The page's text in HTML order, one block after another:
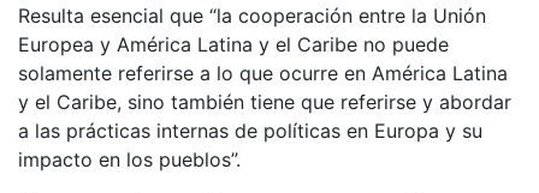
Resulta esencial que “la cooperación entre la Unión
Europea y América Latina y el Caribe no puede
solamente referirse a lo que ocurre en América Latina
y el Caribe, sino también tiene que referirse y abordar
a las prácticas internas de políticas en Europa y su
impacto en los pueblos”.